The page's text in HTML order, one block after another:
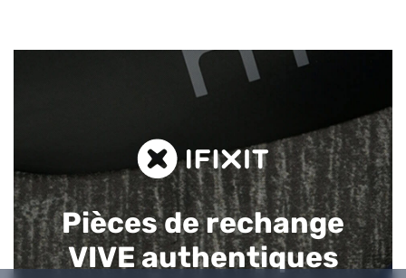
Pièces de rechange
VIVE authentiques​